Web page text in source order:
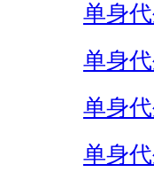
单身
单身
单身
单身